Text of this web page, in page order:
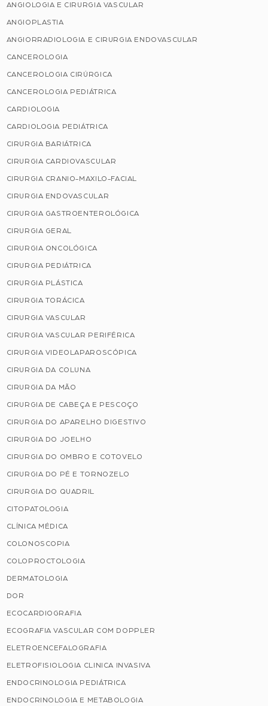
ANGIOLOGIA E CIRURGIA VASCULAR
ANGIOPLASTIA
ANGIORRADIOLOGIA E CIRURGIA ENDOVASCULAR
CANCEROLOGIA
CANCEROLOGIA CIRÚRGICA
CANCEROLOGIA PEDIÁTRICA
CARDIOLOGIA
CARDIOLOGIA PEDIÁTRICA
CIRURGIA BARIÁTRICA
CIRURGIA CARDIOVASCULAR
CIRURGIA CRANIO-MAXILO-FACIAL
CIRURGIA ENDOVASCULAR
CIRURGIA GASTROENTEROLÓGICA
CIRURGIA GERAL
CIRURGIA ONCOLÓGICA
CIRURGIA PEDIÁTRICA
CIRURGIA PLÁSTICA
CIRURGIA TORÁCICA
CIRURGIA VASCULAR
CIRURGIA VASCULAR PERIFÉRICA
CIRURGIA VIDEOLAPAROSCÓPICA
CIRURGIA DA COLUNA
CIRURGIA DA MÃO
CIRURGIA DE CABEÇA E PESCOÇO
CIRURGIA DO APARELHO DIGESTIVO
CIRURGIA DO JOELHO
CIRURGIA DO OMBRO E COTOVELO
CIRURGIA DO PÉ E TORNOZELO
CIRURGIA DO QUADRIL
CITOPATOLOGIA
CLÍNICA MÉDICA
COLONOSCOPIA
COLOPROCTOLOGIA
DERMATOLOGIA
DOR
ECOCARDIOGRAFIA
ECOGRAFIA VASCULAR COM DOPPLER
ELETROENCEFALOGRAFIA
ELETROFISIOLOGIA CLINICA INVASIVA
ENDOCRINOLOGIA PEDIÁTRICA
ENDOCRINOLOGIA E METABOLOGIA